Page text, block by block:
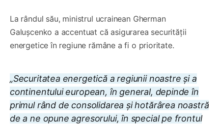
La rândul său, ministrul ucrainean Gherman
Galușcenko a accentuat că asigurarea securității
energetice în regiune rămâne a fi o prioritate.
„Securitatea energetică a regiunii noastre și a
continentului european, în general, depinde în
primul rând de consolidarea și hotărârea noastră
de a ne opune agresorului, în special pe frontul